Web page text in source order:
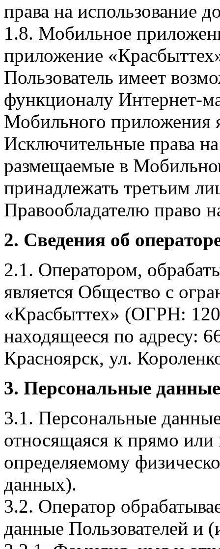
права на использование
1.8. Мобильное
приложение
Пользователь имеет
функционалу Интернет-
Мобильного приложения
Исключительные права
размещаемые в
принадлежать третьим
Правообладателю право
2. Сведения об
2.1. Оператором,
является Общество с
«Красбыттех» (ОГРН:
находящееся по адресу:
Красноярск, ул.
3. Персональные
3.1. Персональные
относящаяся к прямо
определяемому
данных).
3.2. Оператор
данные Пользователей и